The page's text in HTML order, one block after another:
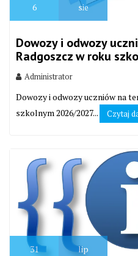
6 sie
Dowozy i odwozy
Radgoszcz w roku
Administrator
Dowozy i odwozy uczniów na
szkolnym 2026/2027...
Czytaj
31 lip